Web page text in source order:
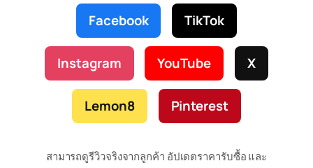
Facebook
TikTok
Instagram YouTube X
Lemon8 Pinterest
สามารถดูรีวิวจริงจากลูกค้า อัปเดตราคารับซื้อ และ